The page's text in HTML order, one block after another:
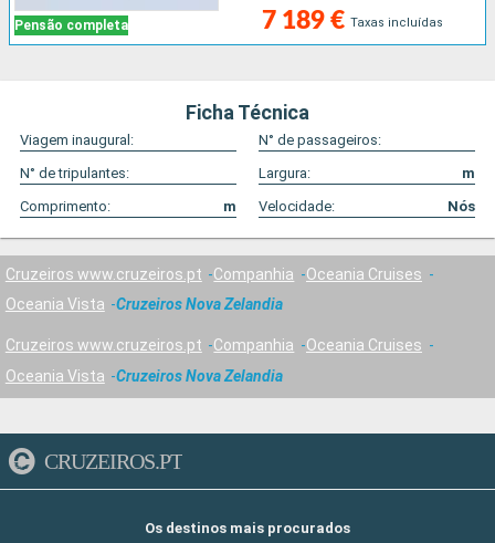
Pensão completa 7 189 € Taxas incluídas
Ficha Técnica
Viagem inaugural:
N° de passageiros:
N° de tripulantes:
Largura:
m
Comprimento:
m Velocidade: Nós
Cruzeiros www.cruzeiros.pt Companhia
Oceania Cruises
Oceania Vista
Cruzeiros Nova Zelandia
Cruzeiros www.cruzeiros.pt Companhia
Oceania Cruises
Oceania Vista
Cruzeiros Nova Zelandia
CRUZEIROS.PT
Os destinos mais procurados